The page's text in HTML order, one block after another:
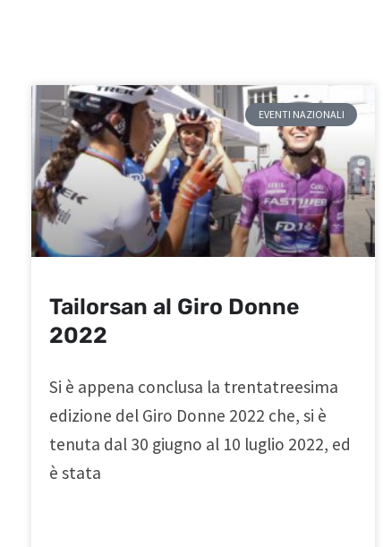
EVENTI NAZIONALI
Tailorsan al Giro Donne
2022
Si è appena conclusa la trentatreesima
edizione del Giro Donne 2022 che, si è
tenuta dal 30 giugno al 10 luglio 2022, ed
è stata